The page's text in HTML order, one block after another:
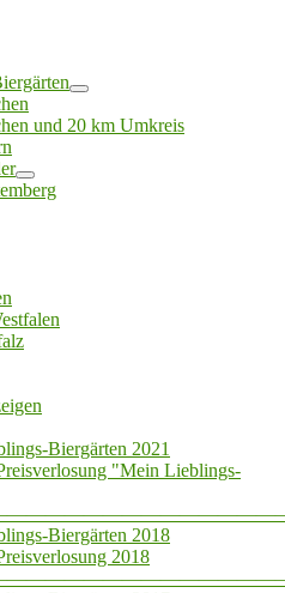
und 20 km Umkreis
Biergärten 2021
"Mein Lieblings-
Biergärten 2018
2018